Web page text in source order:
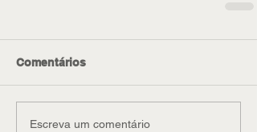
Comentários
Escreva um comentário